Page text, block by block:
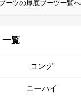
ブーツの厚底ブーツ一覧へ
一覧
ロング
ニーハイ